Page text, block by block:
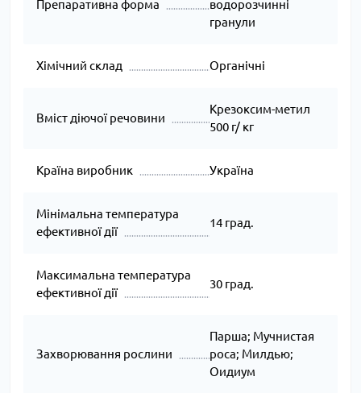
Препаративна форма
водорозчинні
гранули
Хімічний склад Органічні
Вміст діючої речовини
Крезоксим-метил
500 г/ кг
Країна виробник Україна
Мінімальна температура
ефективної дії
14 град.
Максимальна температура
ефективної дії
30 град.
Захворювання рослини
Парша; Муч­нис­тая
ро­са; Милдью;
Оидиум